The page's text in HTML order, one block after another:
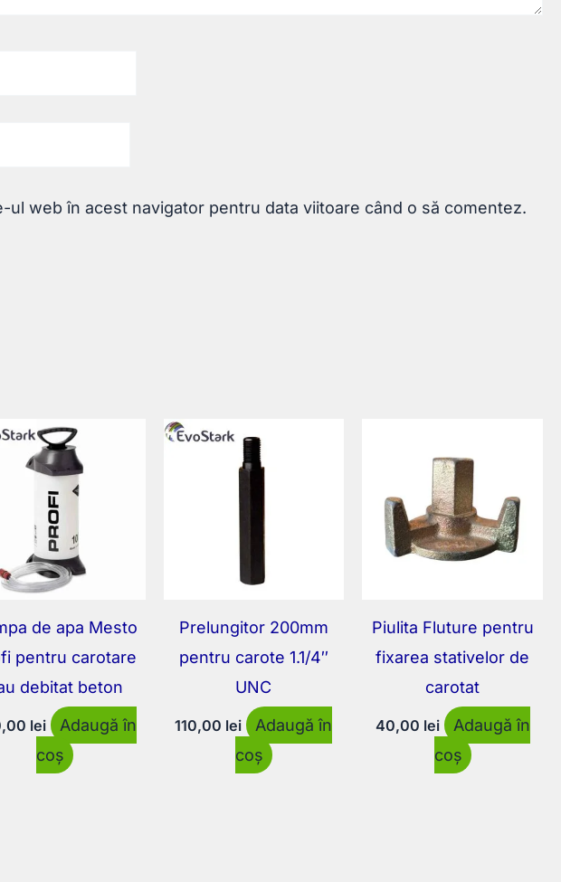
ul web în acest navigator pentru data viitoare când o să comentez.
de apa Mesto
pentru carotare
debitat beton
lei
Adaugă în
coș
Prelungitor 200mm
pentru carote 1.1/4″
UNC
110,00 lei
Adaugă în
coș
Piulita Fluture pentru
fixarea stativelor de
carotat
40,00 lei
Adaugă în
coș